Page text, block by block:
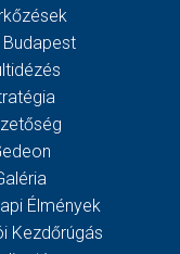
Budapest
Élmények
Kezdőrúgás